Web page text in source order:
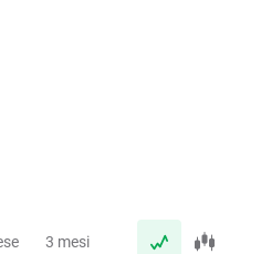
3 mesi anno